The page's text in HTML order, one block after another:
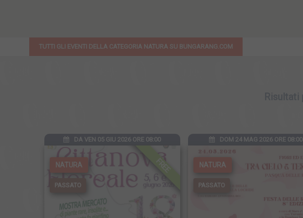
TUTTI GLI EVENTI DELLA CATEGORIA NATURA SU BUNGARANG.COM
DA VEN 05 GIU 2026 ORE 08:00
FREE
NATURA
PASSATO
DOM 24 MAG 2026 ORE 08:00
NATURA
PASSATO